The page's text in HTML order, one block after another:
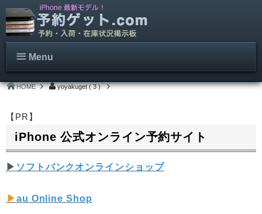
Menu
HOME yoyakuget ( 3 )
【PR】
iPhone 公式オンライン予約サイト
▶︎ ソフトバンクオンラインショップ
▶︎au Online Shop